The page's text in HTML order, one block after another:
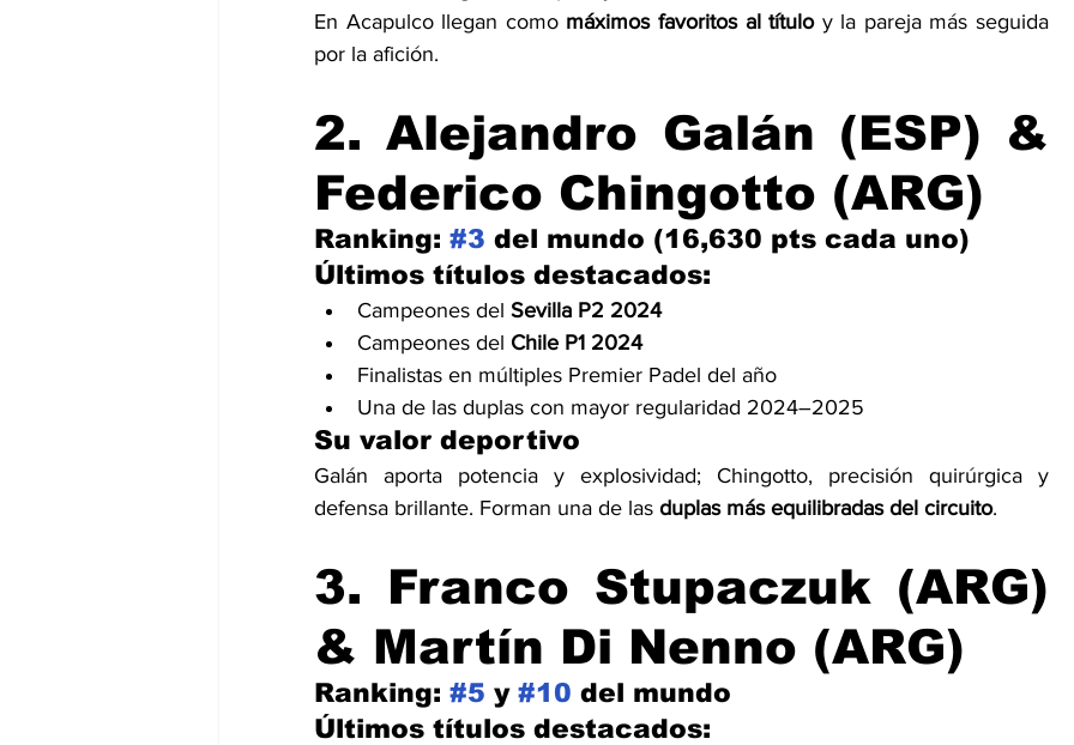
En Acapulco llegan como máximos favoritos al título y la pareja más seguida
por la afición.
2. Alejandro Galán (ESP) &
Federico Chingotto (ARG)
Ranking: #3 del mundo (16,630 pts cada uno)
Últimos títulos destacados:
Campeones del Sevilla P2 2024
Campeones del Chile P1 2024
Finalistas en múltiples Premier Padel del año
Una de las duplas con mayor regularidad 2024–2025
Su valor deportivo
Galán aporta potencia y explosividad; Chingotto, precisión quirúrgica y
defensa brillante. Forman una de las duplas más equilibradas del circuito.
3. Franco Stupaczuk (ARG)
& Martín Di Nenno (ARG)
Ranking: #5 y #10 del mundo
Últimos títulos destacados: